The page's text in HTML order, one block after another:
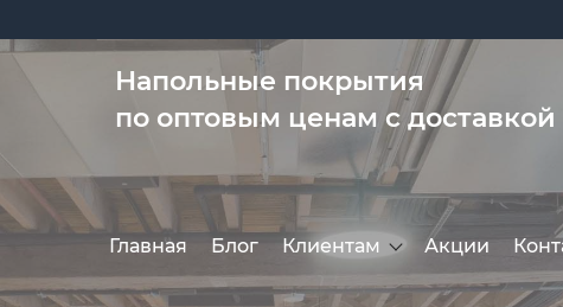
Напольные покрытия
по оптовым ценам с доставкой
Главная Блог Клиентам Акции